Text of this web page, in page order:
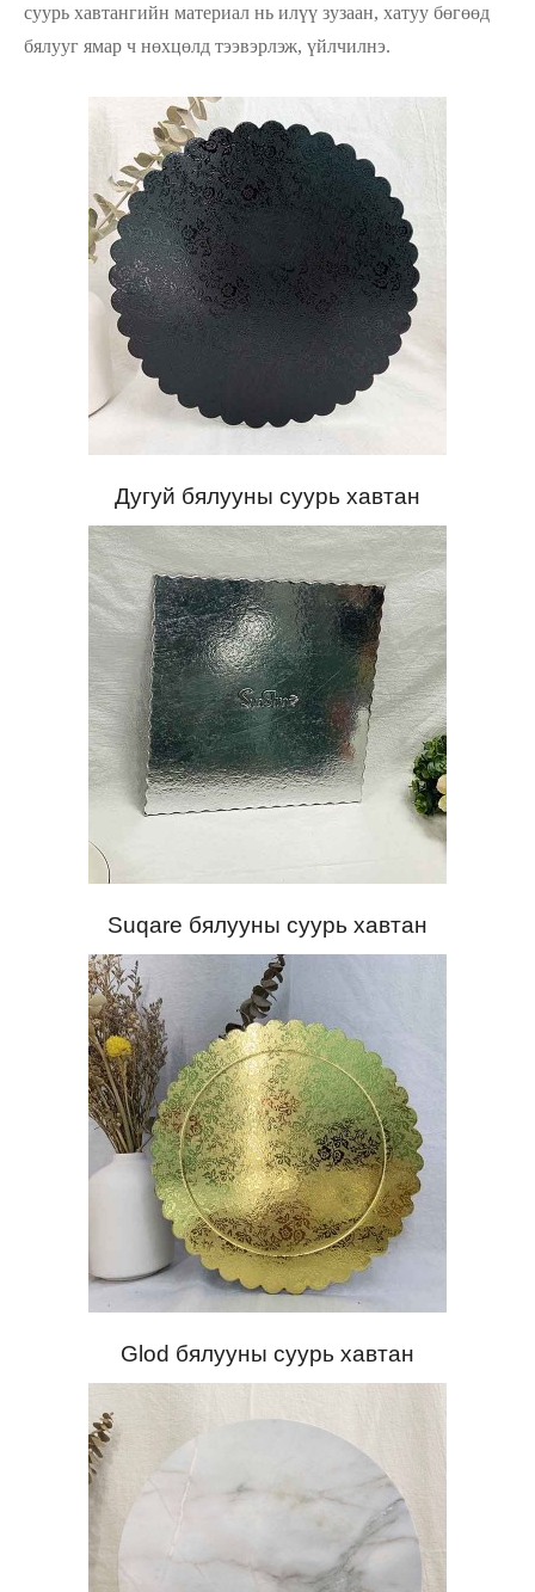
суурь хавтангийн материал нь илүү зузаан, хатуу бөгөөд
бялууг ямар ч нөхцөлд тээвэрлэж, үйлчилнэ.
Дугуй бялууны суурь хавтан
Suqare бялууны суурь хавтан
Glod бялууны суурь хавтан